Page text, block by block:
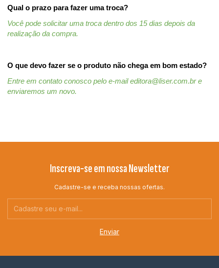
Qual o prazo para fazer uma troca?
Você pode solicitar uma troca dentro dos 15 dias depois da
realização da compra.
O que devo fazer se o produto não chega em bom estado?
Entre em contato conosco pelo e-mail editora@liser.com.br e
enviaremos um novo.
Inscreva-se em nossa Newsletter
Cadastre-se e receba nossas ofertas.